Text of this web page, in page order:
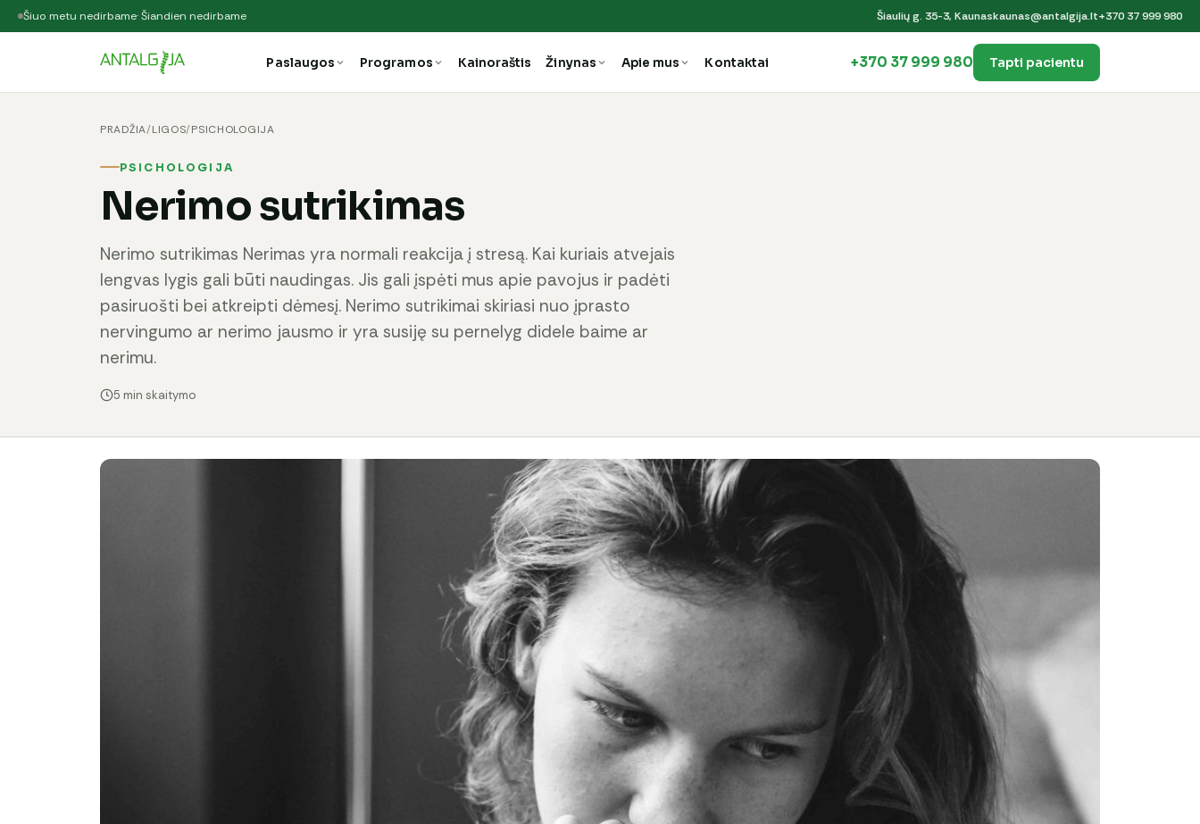
Šiuo metu nedirbame· Šiandien nedirbame Šiaulių g. 35-3, Kaunaskaunas@antalgija.lt+370 37 999 980
Paslaugos Programos Kainoraštis Žinynas Apie mus Kontaktai +370 37 999 980 Tapti pacientu
PRADŽIA/LIGOS/PSICHOLOGIJA
PSICHOLOGIJA
Nerimo sutrikimas
Nerimo sutrikimas Nerimas yra normali reakcija į stresą. Kai kuriais atvejais
lengvas lygis gali būti naudingas. Jis gali įspėti mus apie pavojus ir padėti
pasiruošti bei atkreipti dėmesį. Nerimo sutrikimai skiriasi nuo įprasto
nervingumo ar nerimo jausmo ir yra susiję su pernelyg didele baime ar
nerimu.
5 min skaitymo